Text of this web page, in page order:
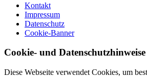
Kontakt
Impressum
Datenschutz
Cookie-Banner
Cookie- und Datenschutzhinweise
Diese Webseite verwendet Cookies, um